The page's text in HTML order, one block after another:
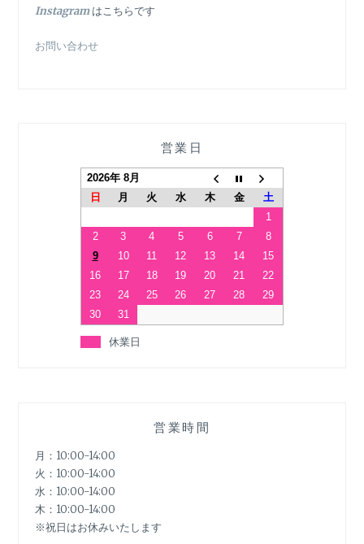
Instagramはこちらです
お問い合わせ
営業日
2026年 8月
日
月 火 水 木 金
土
1
2
3 4 5 6 7
8
9
10 11 12 13 14
15
16
17 18 19 20 21
22
23
24 25 26 27 28
29
30
31
休業日
営業時間
月：10:00-14:00
火：10:00-14:00
水：10:00-14:00
木：10:00-14:00
※祝日はお休みいたします